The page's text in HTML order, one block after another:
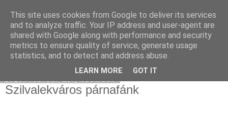
Moha Konyha
Szilvalekváros párnafánk
This site uses cookies from Google to deliver its services
and to analyze traffic. Your IP address and user-agent are
shared with Google along with performance and security
metrics to ensure quality of service, generate usage
statistics, and to detect and address abuse.
LEARN MORE GOT IT